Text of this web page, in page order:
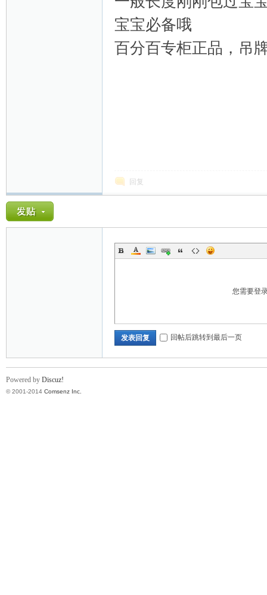
宝宝必备哦
百分百专柜正品，吊
回复
您需要登
发表回复 回帖后跳转到最后一页
Powered by Discuz!
© 2001-2014 Comsenz Inc.